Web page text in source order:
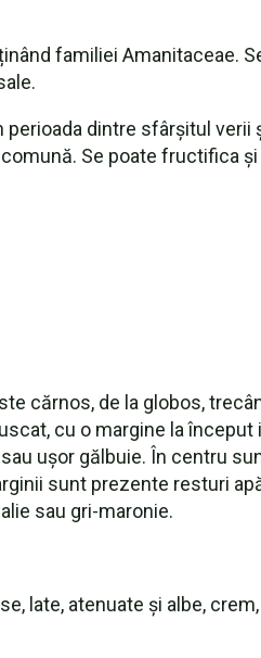
familiei Amanitaceae.
dintre sfârșitul verii
Se poate fructifica
cărnos, de la globos,
cu o margine la
ușor gălbuie. În centru
sunt prezente resturi
sau gri-maronie.
late, atenuate și albe,